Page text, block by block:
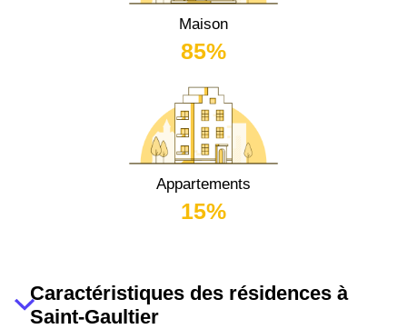
Maison
85%
Appartements
15%
Caractéristiques des résidences à
Saint-Gaultier